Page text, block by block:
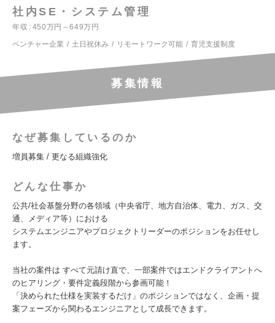
社内SE・システム管理
年収
450万円～649万円
ベンチャー企業
土日祝休み リモートワーク可能 育児支援制度
募集情報
なぜ募集しているのか
増員募集 / 更なる組織強化
どんな仕事か
公共/社会基盤分野の各領域（中央省庁、地方自治体、電力、ガス、交
通、メディア等）における
システムエンジニアやプロジェクトリーダーのポジションをお任せし
ます。
当社の案件は すべて元請け直で、一部案件ではエンドクライアントへ
のヒアリング・要件定義段階から参画可能！
「決められた仕様を実装するだけ」のポジションではなく、企画・提
案フェーズから関わるエンジニアとして成長できます。